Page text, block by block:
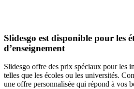
Slidesgo est disponible pour les
d’enseignement
Slidesgo offre des prix spéciaux pour les
telles que les écoles ou les universités.
une offre personnalisée qui répond à vos